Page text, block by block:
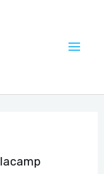
lacamp